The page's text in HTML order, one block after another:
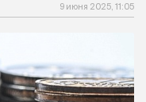
9 июня 2025, 11:05